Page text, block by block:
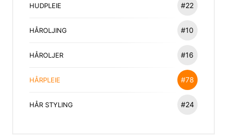
HUDPLEIE #22
HÅROLJING #10
HÅROLJER #16
HÅRPLEIE #78
HÅR STYLING #24